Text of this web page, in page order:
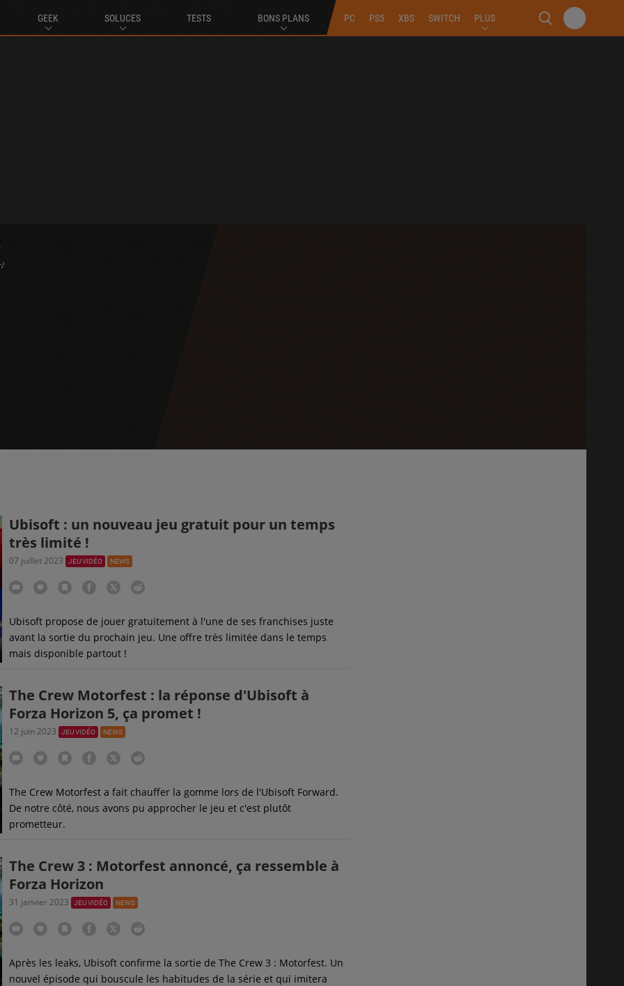
GEEK SOLUCES TESTS BONS PLANS PC PS5 XBS SWITCH PLUS
Ubisoft : un nouveau jeu gratuit pour un temps
très limité !
07 juillet 2023 JEU VIDÉO NEWS
Ubisoft propose de jouer gratuitement à l'une de ses franchises juste
avant la sortie du prochain jeu. Une offre très limitée dans le temps
mais disponible partout !
The Crew Motorfest : la réponse d'Ubisoft à
Forza Horizon 5, ça promet !
12 juin 2023 JEU VIDÉO NEWS
The Crew Motorfest a fait chauffer la gomme lors de l'Ubisoft Forward.
De notre côté, nous avons pu approcher le jeu et c'est plutôt
prometteur.
The Crew 3 : Motorfest annoncé, ça ressemble à
Forza Horizon
31 janvier 2023 JEU VIDÉO NEWS
Après les leaks, Ubisoft confirme la sortie de The Crew 3 : Motorfest. Un
nouvel épisode qui bouscule les habitudes de la série et qui imitera